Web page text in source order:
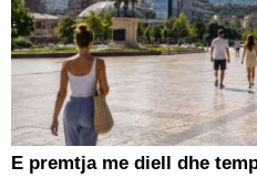
E premtja me diell dhe